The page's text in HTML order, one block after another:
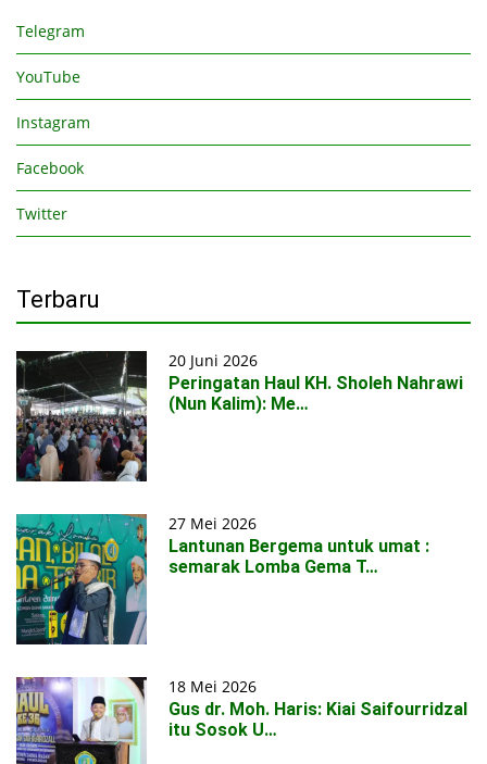
Telegram
YouTube
Instagram
Facebook
Twitter
Terbaru
20 Juni 2026
Peringatan Haul KH. Sholeh Nahrawi
(Nun Kalim): Me…
27 Mei 2026
Lantunan Bergema untuk umat :
semarak Lomba Gema T…
18 Mei 2026
Gus dr. Moh. Haris: Kiai Saifourridzal
itu Sosok U…